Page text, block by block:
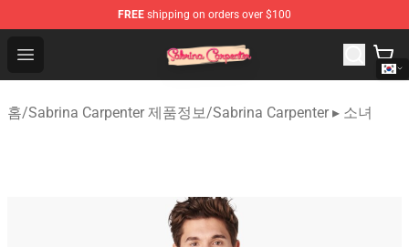
FREE shipping on orders over $100
Open menu
Sabrina Carpenter Shop - Official Sabrina Carpenter
홈/Sabrina Carpenter 제품정보/Sabrina Carpenter ▸ 소녀